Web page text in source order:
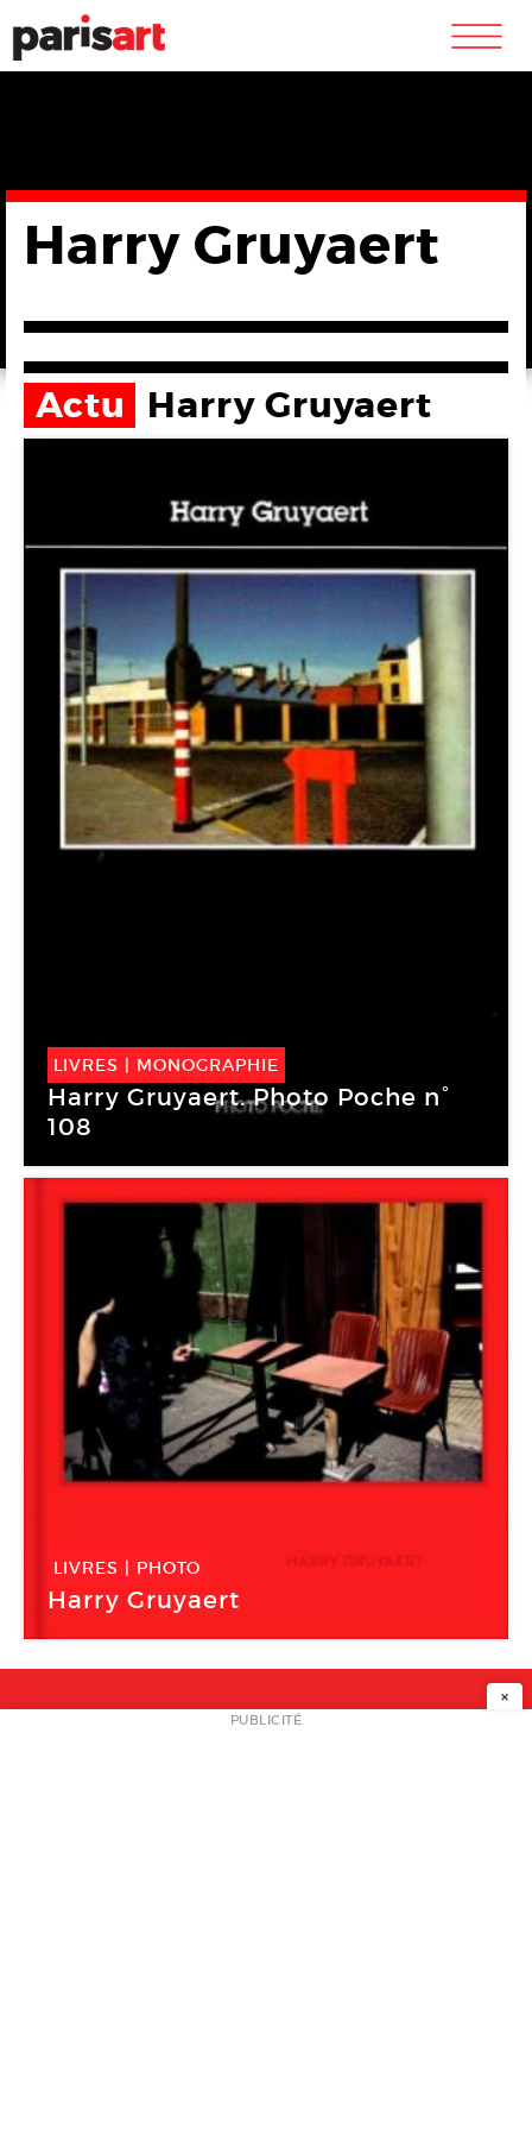
m
Harry Gruyaert
Actu Harry Gruyaert
LIVRES | MONOGRAPHIE
Harry Gruyaert. Photo Poche n°
108
LIVRES | PHOTO
Harry Gruyaert
NEWSLETTER
×
PUBLICITÉ